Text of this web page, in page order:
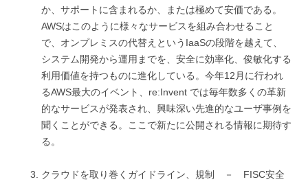
か、サポートに含まれるか、または極めて安価である。
AWSはこのように様々なサービスを組み合わせること
で、オンプレミスの代替えというIaaSの段階を越えて、
システム開発から運用までを、安全に効率化、俊敏化する
利用価値を持つものに進化している。今年12月に行われ
るAWS最大のイベント、re:Invent では毎年数多くの革新
的なサービスが発表され、興味深い先進的なユーザ事例を
聞くことができる。ここで新たに公開される情報に期待す
る。
クラウドを取り巻くガイドライン、規制 － FISC安全